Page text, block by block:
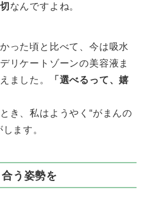
なんですよね。
った頃と比べて、今は吸水
リケートゾーンの美容液ま
ました。
「選べるって、嬉
き、私はようやく“がまんの
ます。
う姿勢を